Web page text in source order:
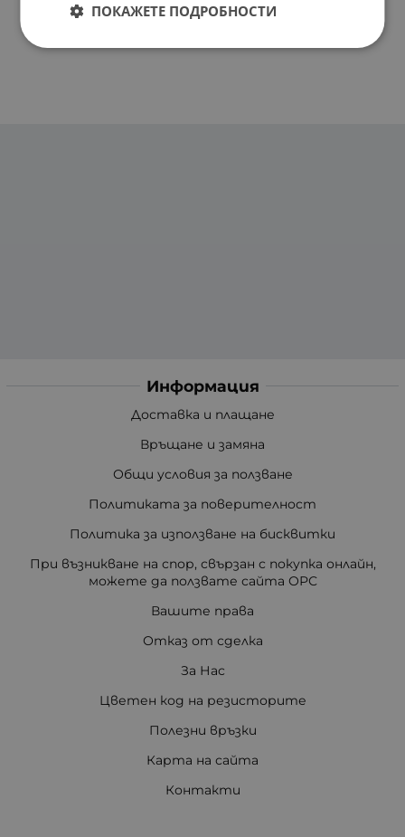
Информация
Доставка и плащане
Връщане и замяна
Общи условия за ползване
Политиката за поверителност
Политика за използване на бисквитки
При възникване на спор, свързан с покупка онлайн,
можете да ползвате сайта ОРС
Вашите права
Отказ от сделка
За Нас
Цветен код на резисторите
Полезни връзки
Карта на сайта
Контакти
ПОКАЖЕТЕ ПОДРОБНОСТИ